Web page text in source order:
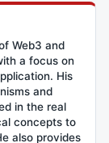
Web3 and
a focus on
His
and
in the real
concepts to
also provides